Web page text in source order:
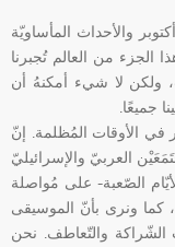
والأحداث المأساويّة
الجزء من العالم تُجبرنا
ولكن لا شيء أمكنهُ أن
جميعًا.
في الأوقات المُظلمة. إنّ
العربيّ والإسرائيليّ
الصّعبة- على مُواصلة
كما ونرى بأنّ الموسيقى
الشّراكة والتّعاطف. نحن